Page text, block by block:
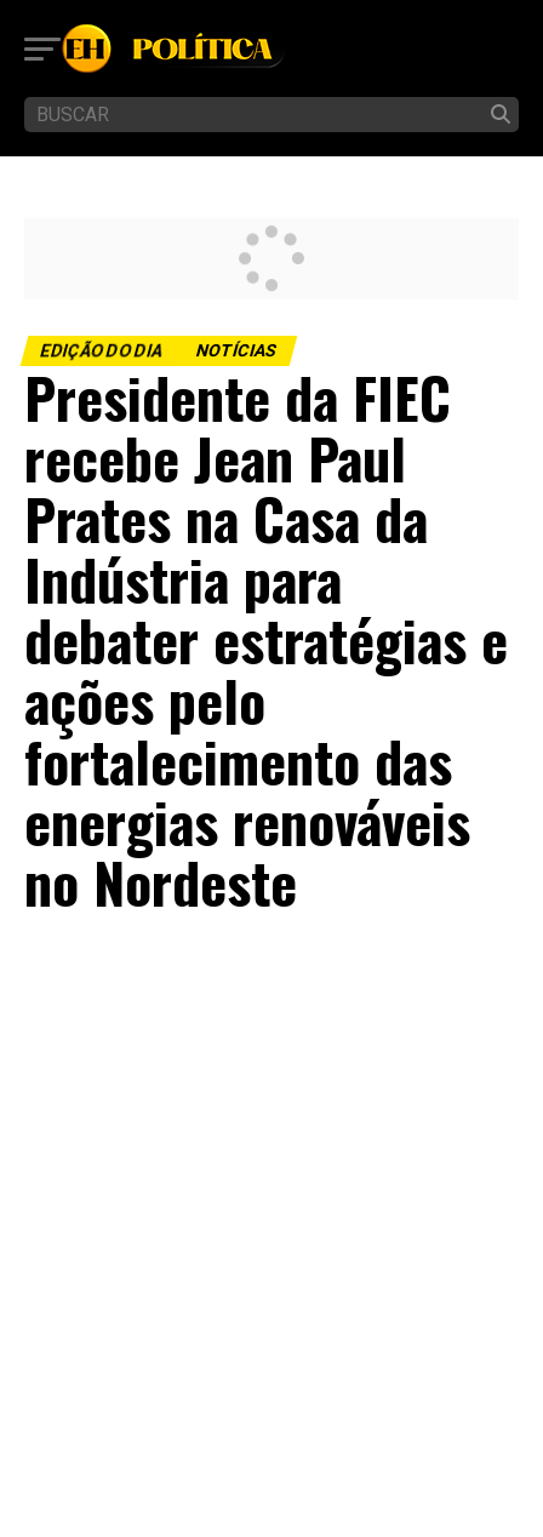
EDIÇÃO DO DIA NOTÍCIAS
Presidente da FIEC
recebe Jean Paul
Prates na Casa da
Indústria para
debater estratégias e
ações pelo
fortalecimento das
energias renováveis
no Nordeste